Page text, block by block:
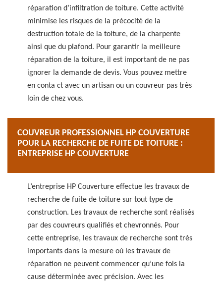
réparation d’infiltration de toiture. Cette activité
minimise les risques de la précocité de la
destruction totale de la toiture, de la charpente
ainsi que du plafond. Pour garantir la meilleure
réparation de la toiture, il est important de ne pas
ignorer la demande de devis. Vous pouvez mettre
en conta ct avec un artisan ou un couvreur pas très
loin de chez vous.
COUVREUR PROFESSIONNEL HP COUVERTURE
POUR LA RECHERCHE DE FUITE DE TOITURE :
ENTREPRISE HP COUVERTURE
L’entreprise HP Couverture effectue les travaux de
recherche de fuite de toiture sur tout type de
construction. Les travaux de recherche sont réalisés
par des couvreurs qualifiés et chevronnés. Pour
cette entreprise, les travaux de recherche sont très
importants dans la mesure où les travaux de
réparation ne peuvent commencer qu’une fois la
cause déterminée avec précision. Avec les